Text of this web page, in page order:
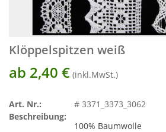
Klöppelspitzen weiß
ab 2,40 € (inkl.MwSt.)
Art. Nr.:
# 3371_3373_3062
Beschreibung:
100% Baumwolle